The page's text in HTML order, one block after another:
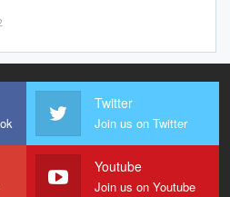
Twitter
Join us on Twitter
Youtube
Join us on Youtube